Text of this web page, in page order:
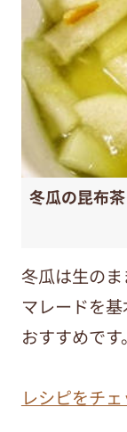
冬瓜の昆布
冬瓜は生の
マレードを
おすすめです。
レシピをチ